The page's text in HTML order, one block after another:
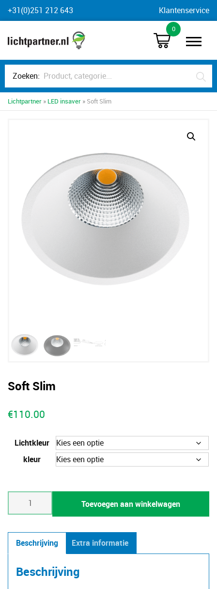
Skip
to
+31(0)251 212 643 Klantenservice
0
Zoeken:
Lichtpartner » LED insaver » Soft Slim
Soft Slim
€110.00
Lichtkleur
kleur
Toevoegen aan winkelwagen
Beschrijving Extra informatie
Beschrijving